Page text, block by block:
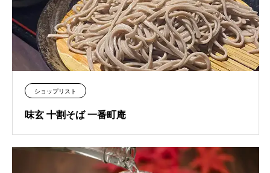
ショップリスト
味玄 十割そば 一番町庵